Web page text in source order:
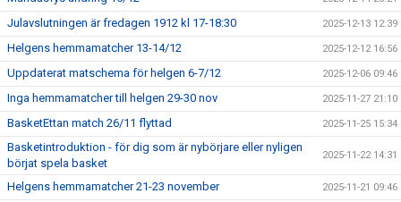
Julavslutningen är fredagen 1912 kl 17-18:30 2025-12-13 12:39
Helgens hemmamatcher 13-14/12 2025-12-12 16:56
Uppdaterat matschema för helgen 6-7/12 2025-12-06 09:46
Inga hemmamatcher till helgen 29-30 nov 2025-11-27 21:10
BasketEttan match 26/11 flyttad 2025-11-25 15:34
Basketintroduktion - för dig som är nybörjare eller nyligen
börjat spela basket
2025-11-22 14:31
Helgens hemmamatcher 21-23 november 2025-11-21 09:46